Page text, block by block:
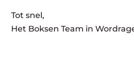
Tot snel,
Het Boksen Team in